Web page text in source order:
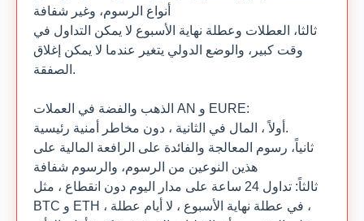
أنواع الرسوم، وغير شفافة
ثالثا، العطلات وعطلة نهاية الأسبوع لا يمكن التداول في
وقت كبير، والوضع الدولي يتغير عندما لا يمكن إغلاق
الصفقة.
الذهب والفضة في العملات AN و EURE:
أولاً ، المال في الثانية ، دون مخاطر أمنية رئيسية.
ثانياً، رسوم المعالجة والفائدة على الرافعة المالية على
هذين النوعين من الرسوم، والرسوم شفافة
ثالثاً: تداول 24 ساعة على مدار اليوم دون انقطاع ، مثل
BTC و ETH ، في عطلة نهاية الأسبوع ، لا أيام عطلة ،